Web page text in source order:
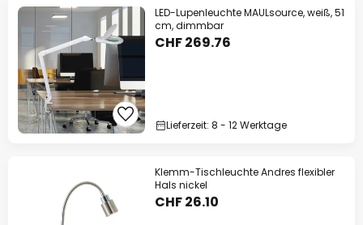
LED-Lupenleuchte MAULsource, weiß, 51
cm, dimmbar
CHF 269.76
Lieferzeit: 8 - 12 Werktage
Klemm-Tischleuchte Andres flexibler
Hals nickel
CHF 26.10